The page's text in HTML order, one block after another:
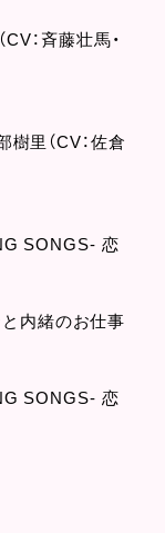
：斉藤壮馬・
里（CV：佐倉
SONGS- 恋
と内緒のお仕事
SONGS- 恋